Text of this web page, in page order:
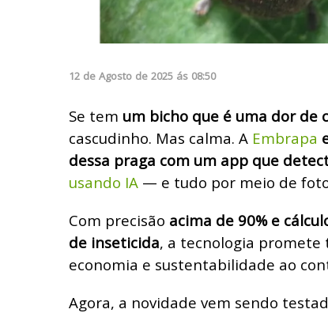
12 de Agosto de 2025 ás 08:50
Se tem um bicho que é uma dor de
cascudinho. Mas calma. A Embrapa
dessa praga com um app que
usando IA — e tudo por meio de
Com precisão acima de 90% e
de inseticida, a tecnologia promete
economia e sustentabilidade ao
Agora, a novidade vem sendo